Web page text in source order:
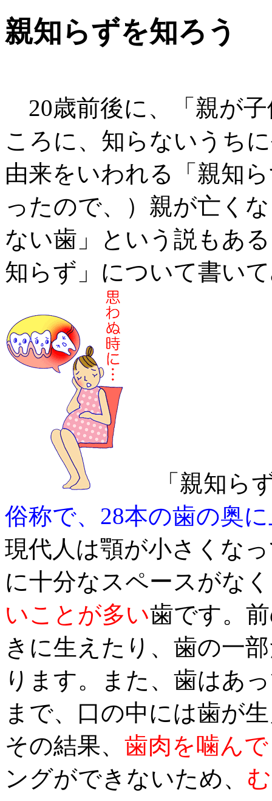
親知らずを知ろう
20歳前後に、「親が
ころに、知らないうち
由来をいわれる「親知
ったので、）親が亡く
ない歯」という説もあ
知らず」について書い
「親知ら
俗称で、28本の歯の奥
現代人は顎が小さくな
に十分なスペースがな
いことが多い歯です。
きに生えたり、歯の一
ります。また、歯はあ
まで、口の中には歯が
その結果、 歯肉を噛ん
ングができないため、